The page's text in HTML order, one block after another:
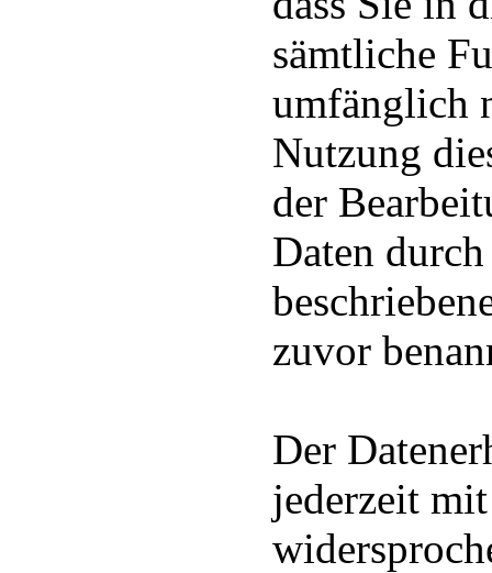
sämtliche
umfänglich
Nutzung
der
Daten
zuvor
Der
jederzeit